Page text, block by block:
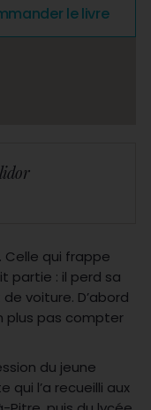
Celle qui frappe
partie : il perd sa
voiture. D’abord
plus pas compter
du jeune
qui l’a recueilli aux
le livre